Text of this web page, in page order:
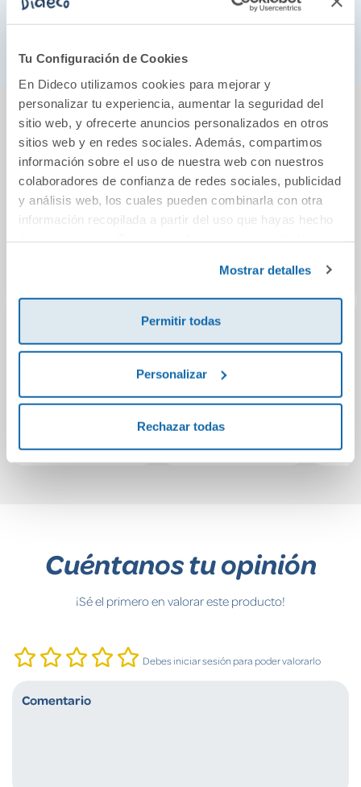
Tu Configuración de Cookies
En Dideco utilizamos cookies para mejorar y
personalizar tu experiencia, aumentar la seguridad del
sitio web, y ofrecerte anuncios personalizados en otros
sitios web y en redes sociales. Además, compartimos
información sobre el uso de nuestra web con nuestros
colaboradores de confianza de redes sociales, publicidad
y análisis web, los cuales pueden combinarla con otra
información recopilada a partir del uso que hayas hecho
Mostrar detalles
Permitir todas
Personalizar
Rechazar todas
aventuras e historias, y desarrollando además
habilidades emocionales y afectivas esenciales.
También podría gustarte...
Juego de mesa
21,50€
Tantrix Match
23,95€
Cuéntanos tu opinión
¡Sé el primero en valorar este producto!
Debes iniciar sesión para poder valorarlo